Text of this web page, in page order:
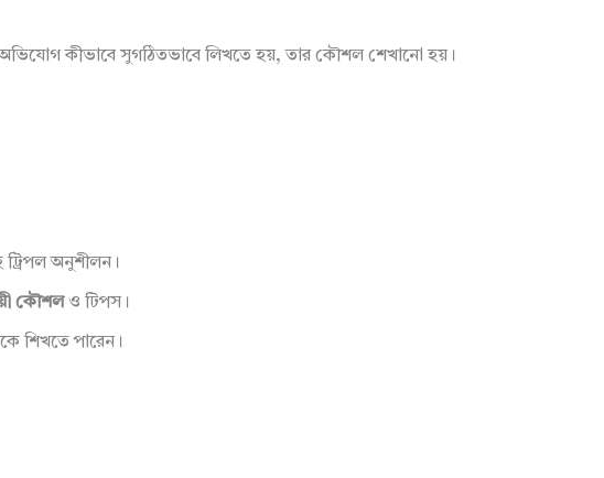
অভিযোগ কীভাবে সুগঠিতভাবে লিখতে হয়, তার কৌশল শেখানো হয়।
ট্রিপল অনুশীলন।
কৌশলও টিপস।
শিখতে পারেন।